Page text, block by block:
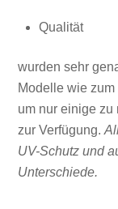
Qualität
wurden sehr
Modelle wie
um nur einige zu
zur Verfügung.
UV-Schutz und
Unterschiede.